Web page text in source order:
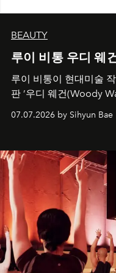
BEAUTY
루이 비통 우디 웨
루이 비통이 현대미술
판 ’우디 웨건(Woody
07.07.2026 by Sihyun Bae